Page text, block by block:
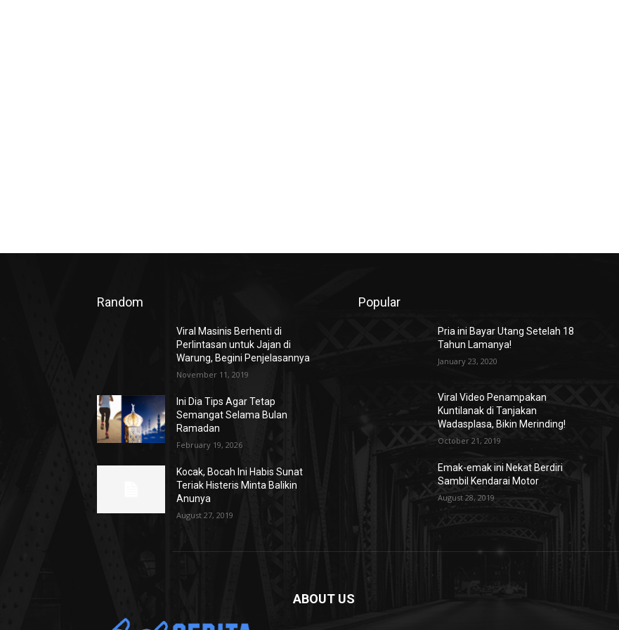
Random
Viral Masinis Berhenti di
Perlintasan untuk Jajan di
Warung, Begini Penjelasannya
November 11, 2019
Ini Dia Tips Agar Tetap
Semangat Selama Bulan
Ramadan
February 19, 2026
Kocak, Bocah Ini Habis Sunat
Teriak Histeris Minta Balikin
Anunya
August 27, 2019
Popular
Pria ini Bayar Utang Setelah 18
Tahun Lamanya!
January 23, 2020
Viral Video Penampakan
Kuntilanak di Tanjakan
Wadasplasa, Bikin Merinding!
October 21, 2019
Emak-emak ini Nekat Berdiri
Sambil Kendarai Motor
August 28, 2019
ABOUT US